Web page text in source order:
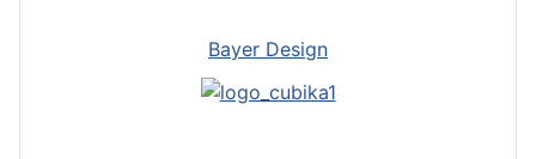
Bayer Design